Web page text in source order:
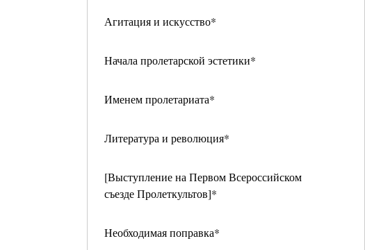
Агитация и искусство*
Начала пролетарской эстетики*
Именем пролетариата*
Литература и революция*
[Выступление на Первом Всероссийском
съезде Пролеткультов]*
Необходимая поправка*